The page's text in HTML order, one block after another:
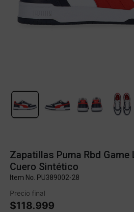
Zapatillas Puma Rbd Game
Cuero Sintético
Item No. PU389002-28
Precio final
$118.999